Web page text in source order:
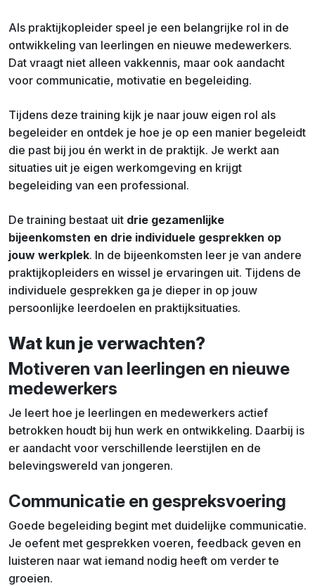
Als praktijkopleider speel je een belangrijke rol in de
ontwikkeling van leerlingen en nieuwe medewerkers.
Dat vraagt niet alleen vakkennis, maar ook aandacht
voor communicatie, motivatie en begeleiding.
Tijdens deze training kijk je naar jouw eigen rol als
begeleider en ontdek je hoe je op een manier begeleidt
die past bij jou én werkt in de praktijk. Je werkt aan
situaties uit je eigen werkomgeving en krijgt
begeleiding van een professional.
De training bestaat uit drie gezamenlijke
bijeenkomsten en drie individuele gesprekken op
jouw werkplek. In de bijeenkomsten leer je van andere
praktijkopleiders en wissel je ervaringen uit. Tijdens de
individuele gesprekken ga je dieper in op jouw
persoonlijke leerdoelen en praktijksituaties.
Wat kun je verwachten?
Motiveren van leerlingen en nieuwe
medewerkers
Je leert hoe je leerlingen en medewerkers actief
betrokken houdt bij hun werk en ontwikkeling. Daarbij is
er aandacht voor verschillende leerstijlen en de
belevingswereld van jongeren.
Communicatie en gespreksvoering
Goede begeleiding begint met duidelijke communicatie.
Je oefent met gesprekken voeren, feedback geven en
luisteren naar wat iemand nodig heeft om verder te
groeien.